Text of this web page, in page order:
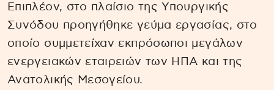
Επιπλέον, στο πλαίσιο της Υπουργικής
Συνόδου προηγήθηκε γεύμα εργασίας, στο
οποίο συμμετείχαν εκπρόσωποι μεγάλων
ενεργειακών εταιρειών των ΗΠΑ και της
Ανατολικής Μεσογείου.